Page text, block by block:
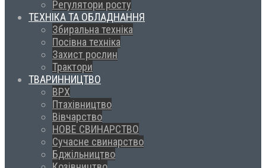
Регулятори росту
ТЕХНІКА ТА ОБЛАДНАННЯ
Збиральна техніка
Посівна техніка
Захист рослин
Трактори
ТВАРИННИЦТВО
ВРХ
Птахівництво
Вівчарство
НОВЕ СВИНАРСТВО
Сучасне свинарство
Бджільництво